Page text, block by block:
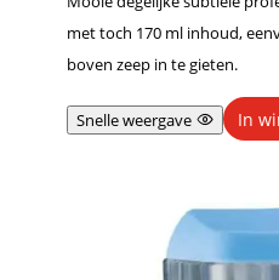
met toch 170 ml inhoud,
boven zeep in te gieten.
Snelle weergave In